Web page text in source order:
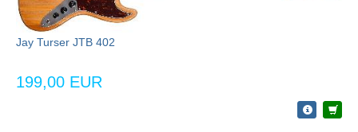
Jay Turser JTB 402
199,00 EUR